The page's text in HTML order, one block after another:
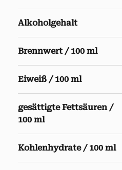
Alkoholgehalt
Brennwert / 100 ml
Eiweiß / 100 ml
gesättigte Fettsäuren /
100 ml
Kohlenhydrate / 100 ml